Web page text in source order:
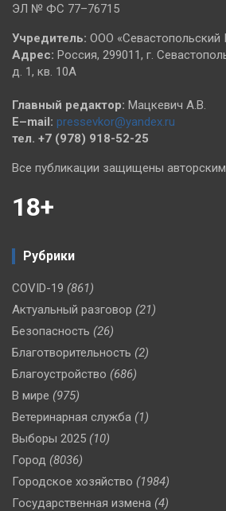
ЭЛ № ФС 77–76715
Учредитель: ООО «Севастопольский
Адрес: Россия, 299011, г.
д. 1, кв. 10А
Главный редактор: Мацкевич А.В.
E–mail: pressevkor@yandex.ru
тел. +7 (978) 918-52-25
Все публикации защищены
18+
Рубрики
COVID-19 (861)
Актуальный разговор (21)
Безопасность (26)
Благотворительность (2)
Благоустройство (686)
В мире (975)
Ветеринарная служба (1)
Выборы 2025 (10)
Город (8036)
Городское хозяйство (1984)
Государственная измена (4)